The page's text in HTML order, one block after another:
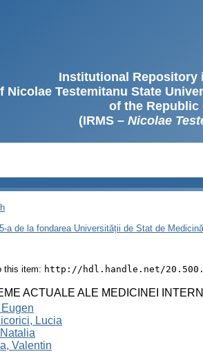
Institutional Repository
Nicolae Testemitanu State
of the Republic
(IRMS – Nicolae
a de la fondarea Universității de Stat de
this item: http://hdl.handle.net/
ACTUALE ALE MEDICINEI
Lucia
Valentin